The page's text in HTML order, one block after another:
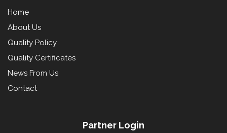
Home
About Us
Quality Policy
Quality Certificates
News From Us
Contact
Partner Login